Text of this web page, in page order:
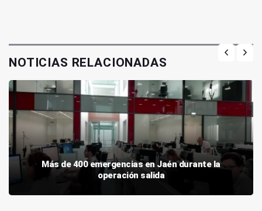
NOTICIAS RELACIONADAS
Más de 400 emergencias en Jaén durante la
operación salida